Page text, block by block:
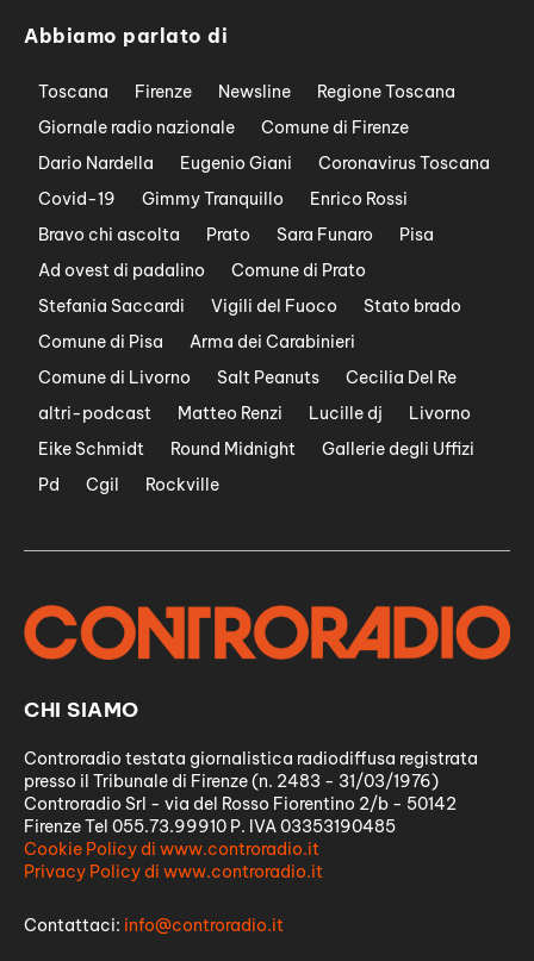
Abbiamo parlato di
Toscana Firenze Newsline
Regione Toscana
Giornale radio nazionale
Comune di Firenze
Dario Nardella
Eugenio Giani
Coronavirus Toscana
Covid-19
Gimmy Tranquillo
Enrico Rossi
Bravo chi ascolta
Prato Sara Funaro
Pisa
Ad ovest di padalino
Comune di Prato
Stefania Saccardi
Vigili del Fuoco
Stato brado
Comune di Pisa
Arma dei Carabinieri
Comune di Livorno
Salt Peanuts
Cecilia Del Re
altri-podcast
Matteo Renzi Lucille dj
Livorno
Eike Schmidt
Round Midnight
Gallerie degli Uffizi
Pd
Cgil Rockville
CHI SIAMO
Controradio testata giornalistica radiodiffusa registrata
presso il Tribunale di Firenze (n. 2483 - 31/03/1976)
Controradio Srl - via del Rosso Fiorentino 2/b - 50142
Firenze Tel 055.73.99910 P. IVA 03353190485
Cookie Policy di www.controradio.it
Privacy Policy di www.controradio.it
Contattaci: info@controradio.it